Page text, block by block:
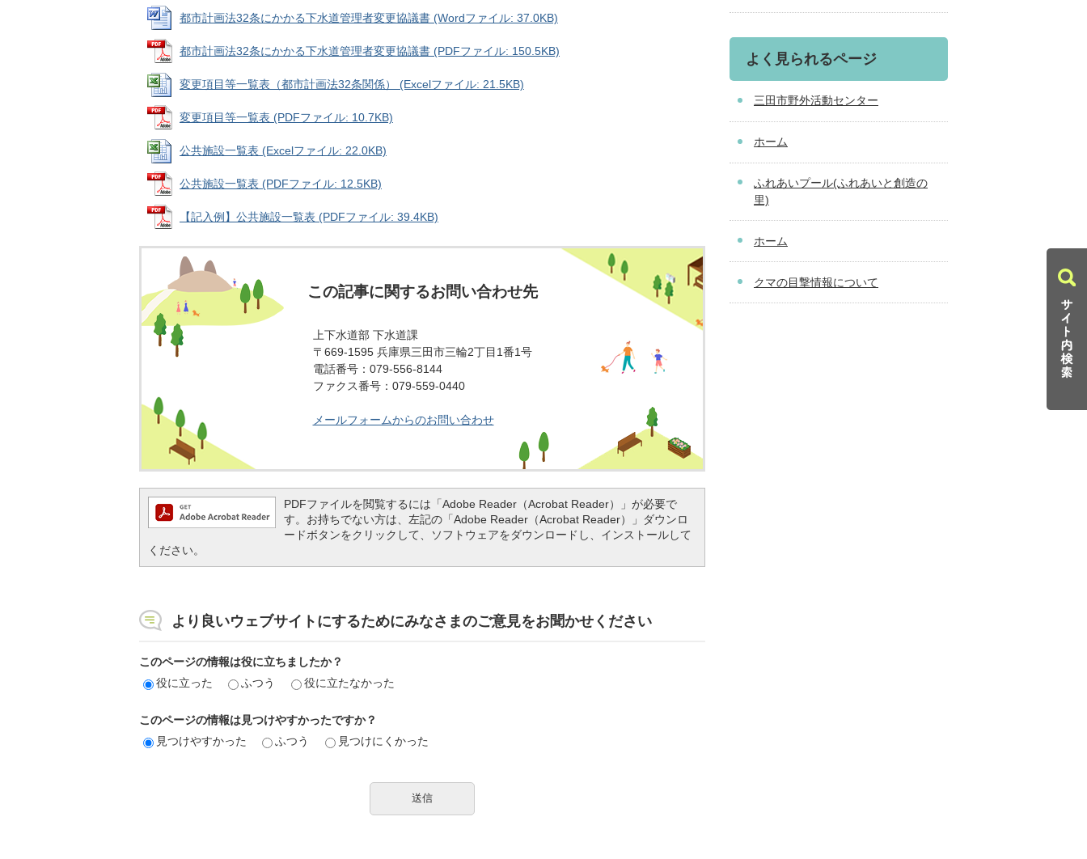
都市計画法32条にかかる下水道管理者変更協議書 (Wordファイル: 37.0KB)
都市計画法32条にかかる下水道管理者変更協議書 (PDFファイル: 150.5KB)
変更項目等一覧表（都市計画法32条関係） (Excelファイル: 21.5KB)
変更項目等一覧表 (PDFファイル: 10.7KB)
公共施設一覧表 (Excelファイル: 22.0KB)
公共施設一覧表 (PDFファイル: 12.5KB)
【記入例】公共施設一覧表 (PDFファイル: 39.4KB)
この記事に関するお問い合わせ先
上下水道部 下水道課
〒669-1595 兵庫県三田市三輪2丁目1番1号
電話番号：079-556-8144
ファクス番号：079-559-0440
メールフォームからのお問い合わせ
PDFファイルを閲覧するには「Adobe Reader（Acrobat Reader）」が必要で
す。お持ちでない方は、左記の「Adobe Reader（Acrobat Reader）」ダウンロ
ードボタンをクリックして、ソフトウェアをダウンロードし、インストールして
ください。
より良いウェブサイトにするためにみなさまのご意見をお聞かせください
このページの情報は役に立ちましたか？
役に立った
ふつう 役に立たなかった
このページの情報は見つけやすかったですか？
見つけやすかった
ふつう 見つけにくかった
よく見られるページ
三田市野外活動センター
ホーム
ふれあいプール(ふれあいと創造の
里)
ホーム
クマの目撃情報について